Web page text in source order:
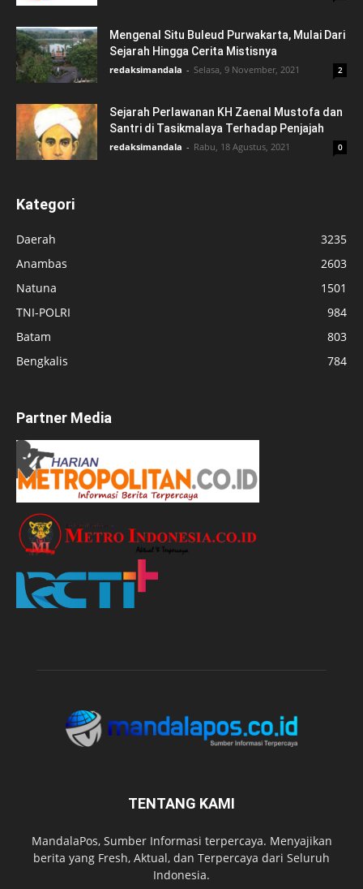
Mengenal Situ Buleud Purwakarta, Mulai Dari
Sejarah Hingga Cerita Mistisnya
redaksimandala - Selasa, 9 November, 2021 2
Sejarah Perlawanan KH Zaenal Mustofa dan
Santri di Tasikmalaya Terhadap Penjajah
redaksimandala - Rabu, 18 Agustus, 2021 0
Kategori
Daerah
3235
Anambas
2603
Natuna
1501
TNI-POLRI
984
Batam
803
Bengkalis
784
Partner Media
TENTANG KAMI
MandalaPos, Sumber Informasi terpercaya. Menyajikan
berita yang Fresh, Aktual, dan Terpercaya dari Seluruh
Indonesia.